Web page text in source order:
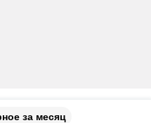
за месяц